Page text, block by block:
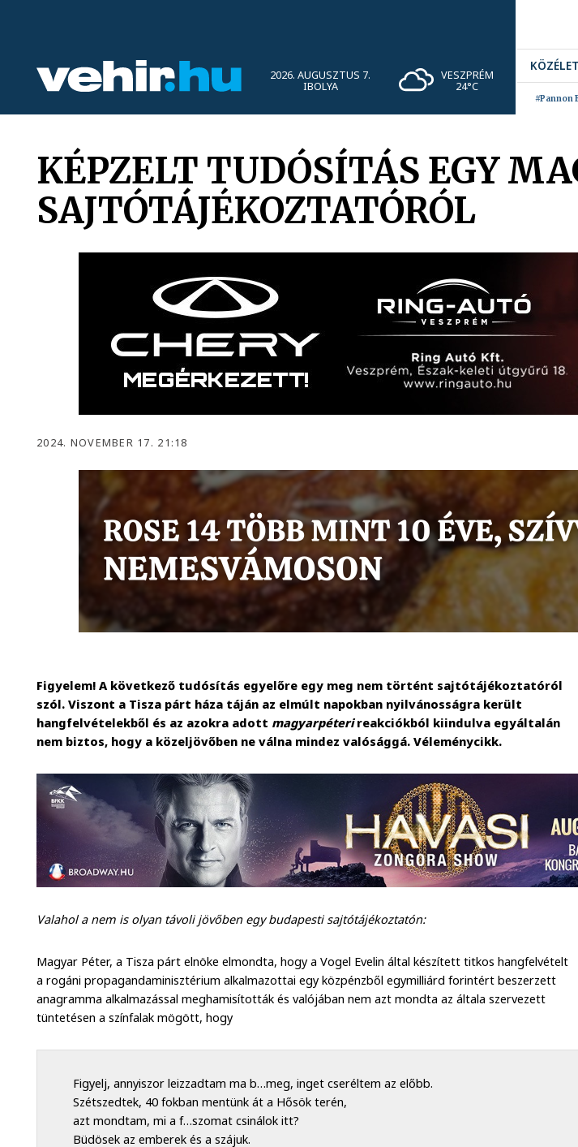
2026. AUGUSZTUS 7.
IBOLYA
VESZPRÉM
24°C
KÖZÉLET
#Pannon
KÉPZELT TUDÓSÍTÁS EGY
SAJTÓTÁJÉKOZTATÓRÓL
2024. NOVEMBER 17. 21:18
Figyelem! A következő tudósítás egyelőre egy meg nem történt sajtótájékoztatóról
szól. Viszont a Tisza párt háza táján az elmúlt napokban nyilvánosságra került
hangfelvételekből és az azokra adott magyarpéterireakciókból kiindulva egyáltalán
nem biztos, hogy a közeljövőben ne válna mindez valósággá. Véleménycikk.
Valahol a nem is olyan távoli jövőben egy budapesti sajtótájékoztatón:
Magyar Péter, a Tisza párt elnöke elmondta, hogy a Vogel Evelin által készített titkos hangfelvételt
a rogáni propagandaminisztérium alkalmazottai egy közpénzből egymilliárd forintért beszerzett
anagramma alkalmazással meghamisították és valójában nem azt mondta az általa szervezett
tüntetésen a színfalak mögött, hogy
Figyelj, annyiszor leizzadtam ma b…meg, inget cseréltem az előbb.
Szétszedtek, 40 fokban mentünk át a Hősök terén,
azt mondtam, mi a f…szomat csinálok itt?
Büdösek az emberek és a szájuk.